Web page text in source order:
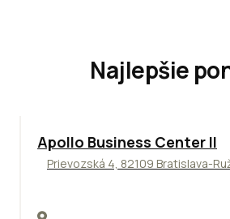
Najlepšie
TOP NOVINKA ODPORÚČAME
Apollo Business Center II
Prievozská 4, 82109 Bratislava-